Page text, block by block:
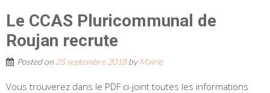
Le CCAS Pluricommunal de
Roujan recrute
Posted on 25 septembre 2018byMairie
Vous trouverez dans le PDF ci-joint toutes les informations